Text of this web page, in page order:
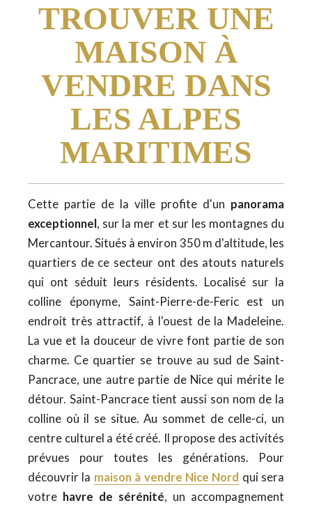
TROUVER UNE
MAISON À
VENDRE DANS
LES ALPES
MARITIMES
Cette partie de la ville profite d'un panorama
exceptionnel, sur la mer et sur les montagnes du
Mercantour. Situés à environ 350 m d'altitude, les
quartiers de ce secteur ont des atouts naturels
qui ont séduit leurs résidents. Localisé sur la
colline éponyme, Saint-Pierre-de-Feric est un
endroit très attractif, à l'ouest de la Madeleine.
La vue et la douceur de vivre font partie de son
charme. Ce quartier se trouve au sud de Saint-
Pancrace, une autre partie de Nice qui mérite le
détour. Saint-Pancrace tient aussi son nom de la
colline où il se situe. Au sommet de celle-ci, un
centre culturel a été créé. Il propose des activités
prévues pour toutes les générations. Pour
découvrir la maison à vendre Nice Nord qui sera
votre havre de sérénité, un accompagnement